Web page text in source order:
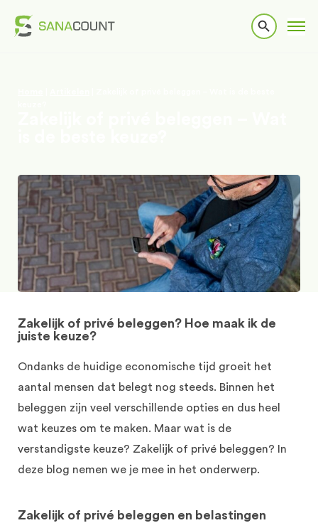
Zakelijk of privé beleggen? Hoe maak ik de
juiste keuze?
Ondanks de huidige economische tijd groeit het
aantal mensen dat belegt nog steeds. Binnen het
beleggen zijn veel verschillende opties en dus heel
wat keuzes om te maken. Maar wat is de
verstandigste keuze? Zakelijk of privé beleggen? In
deze blog nemen we je mee in het onderwerp.
Zakelijk of privé beleggen en belastingen